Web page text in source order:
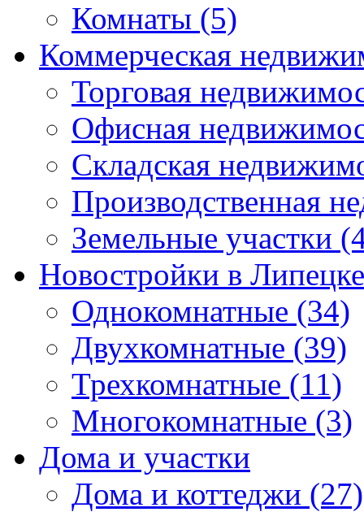
Комнаты (5)
Коммерческая
Торговая
Офисная
Складская
Производственная
Земельные участки
Новостройки в Липецке
Однокомнатные (34)
Двухкомнатные (39)
Трехкомнатные (11)
Многокомнатные (3)
Дома и участки
Дома и коттеджи (27)